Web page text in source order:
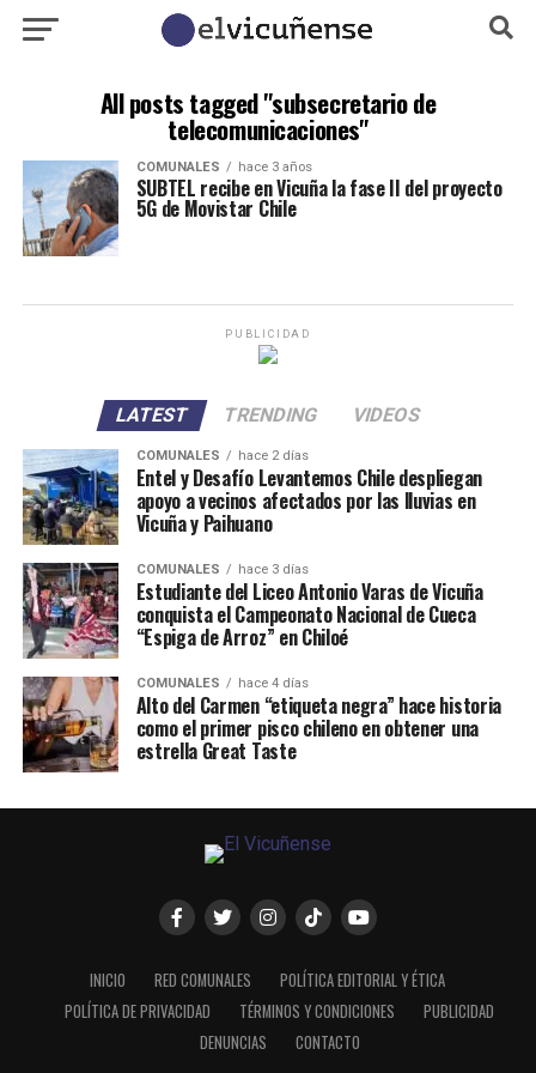
All posts tagged "subsecretario de
telecomunicaciones"
COMUNALES hace 3 años
SUBTEL recibe en Vicuña la fase II del proyecto
5G de Movistar Chile
PUBLICIDAD
LATEST TRENDING VIDEOS
COMUNALES hace 2 días
Entel y Desafío Levantemos Chile despliegan
apoyo a vecinos afectados por las lluvias en
Vicuña y Paihuano
COMUNALES hace 3 días
Estudiante del Liceo Antonio Varas de Vicuña
conquista el Campeonato Nacional de Cueca
“Espiga de Arroz” en Chiloé
COMUNALES hace 4 días
Alto del Carmen “etiqueta negra” hace historia
como el primer pisco chileno en obtener una
estrella Great Taste
INICIO RED COMUNALES
POLÍTICA EDITORIAL Y ÉTICA
POLÍTICA DE PRIVACIDAD
TÉRMINOS Y CONDICIONES
PUBLICIDAD
DENUNCIAS
CONTACTO